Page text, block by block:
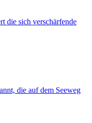
die sich verschärfende
die auf dem Seeweg